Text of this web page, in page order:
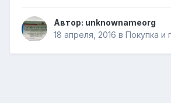
Автор: unknownameorg
18 апреля, 2016 в Покупка и